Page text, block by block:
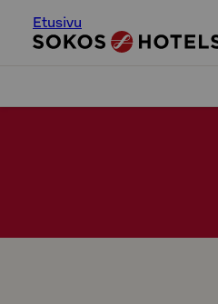
Etusivu